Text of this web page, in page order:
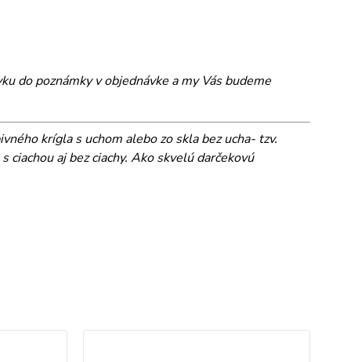
do poznámky v objednávke a my Vás budeme
krígla s uchom alebo zo skla bez ucha- tzv.
aj bez ciachy. Ako skvelú darčekovú